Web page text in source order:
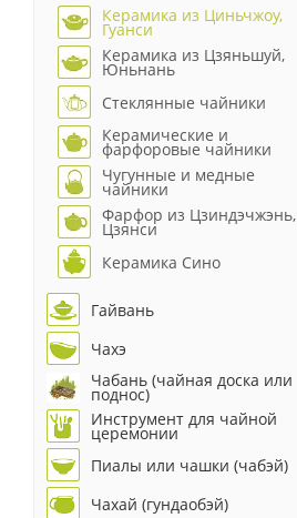
Керамика из Циньчжоу,
Гуанси
Керамика из Цзяньшуй,
Юньнань
Стеклянные чайники
Керамические и
фарфоровые чайники
Чугунные и медные
чайники
Фарфор из Цзиндэчжэнь,
Цзянси
Керамика Сино
Гайвань
Чахэ
Чабань (чайная доска или
поднос)
Инструмент для чайной
церемонии
Пиалы или чашки (чабэй)
Чахай (гундаобэй)